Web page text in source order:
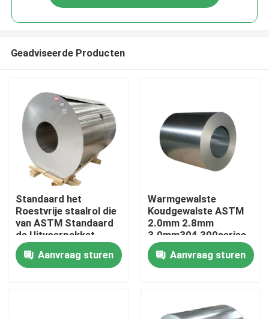
Thuis
Producten
Geadviseerde Producten
Standaard het
Roestvrije staalrol die
van ASTM Standaard
de Uitvoerpakket
verpakt
Aanvraag sturen
Warmgewalste
Koudgewalste ASTM
2.0mm 2.8mm
3.0mm304 300series
laste het Roestvrije
staalrol van de
Legeringsrang 2B
Aanvraag sturen